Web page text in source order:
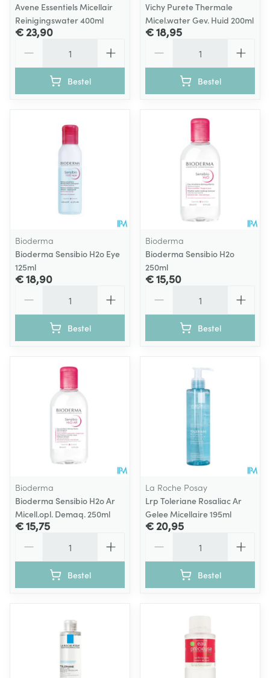
Avene Essentiels Micellair
Reinigingswater 400ml
€ 23,90
Bestel
Vichy Purete Thermale
Micel.water Gev. Huid 200ml
€ 18,95
Bestel
Bioderma
Bioderma Sensibio H2o Eye
125ml
€ 18,90
Bestel
Bioderma
Bioderma Sensibio H2o
250ml
€ 15,50
Bestel
Bioderma
Bioderma Sensibio H2o Ar
Micell.opl. Demaq. 250ml
€ 15,75
Bestel
La Roche Posay
Lrp Toleriane Rosaliac Ar
Gelee Micellaire 195ml
€ 20,95
Bestel